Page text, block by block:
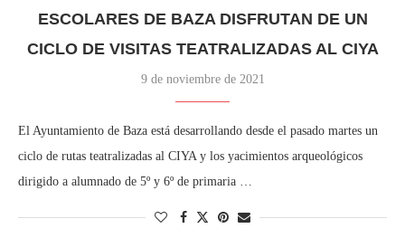
ESCOLARES DE BAZA DISFRUTAN DE UN
CICLO DE VISITAS TEATRALIZADAS AL CIYA
9 de noviembre de 2021
El Ayuntamiento de Baza está desarrollando desde el pasado martes un
ciclo de rutas teatralizadas al CIYA y los yacimientos arqueológicos
dirigido a alumnado de 5º y 6º de primaria …